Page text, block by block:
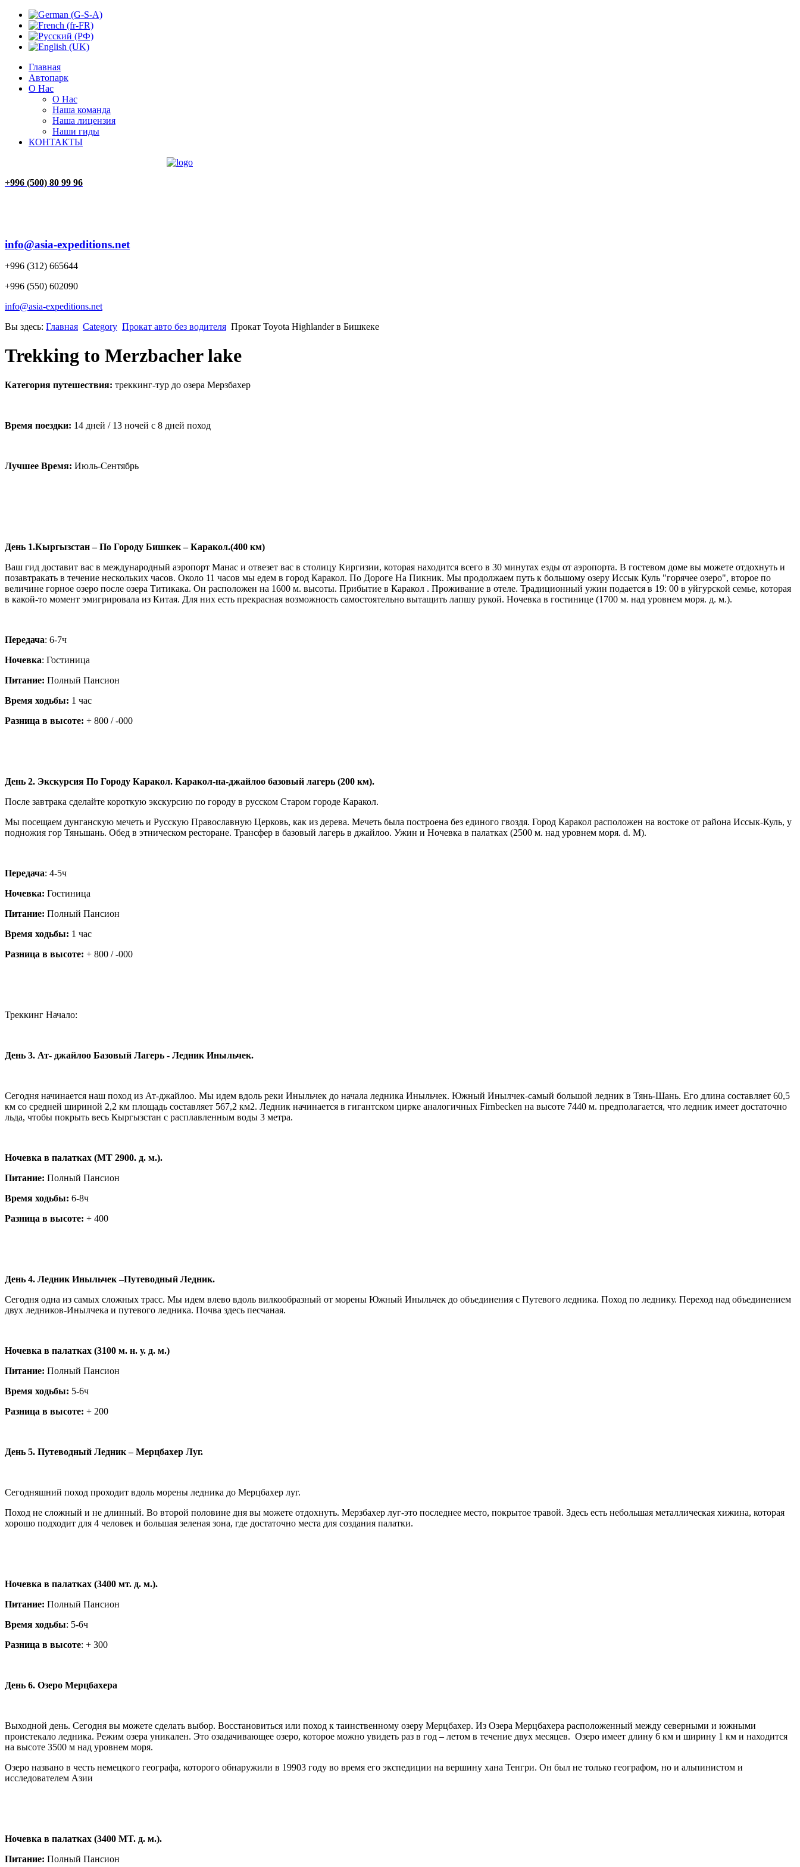
Главная
Автопарк
О Нас
О Нас
Наша команда
Наша лицензия
Наши гиды
КОНТАКТЫ
+996 (500) 80 99 96
info@asia-expeditions.net
+996 (312) 665644
+996 (550) 602090
info@asia-expeditions.net
Вы здесь: Главная Category Прокат авто без водителя Прокат Toyota Highlander в Бишкеке
Trekking to Merzbacher lake
Категория путешествия: треккинг-тур до озера Мерзбахер
Время поездки: 14 дней / 13 ночей с 8 дней поход
Лучшее Время: Июль-Сентябрь
День 1.Кыргызстан – По Городу Бишкек – Каракол.(400 км)
Ваш гид доставит вас в международный аэропорт Манас и отвезет вас в столицу Киргизии, которая находится всего в 30 минутах езды от аэропорта. В гостевом доме вы можете отдохнуть и
позавтракать в течение нескольких часов. Около 11 часов мы едем в город Каракол. По Дороге На Пикник. Мы продолжаем путь к большому озеру Иссык Куль "горячее озеро", второе по
величине горное озеро после озера Титикака. Он расположен на 1600 м. высоты. Прибытие в Каракол . Проживание в отеле. Традиционный ужин подается в 19: 00 в уйгурской семье, которая
в какой-то момент эмигрировала из Китая. Для них есть прекрасная возможность самостоятельно вытащить лапшу рукой. Ночевка в гостинице (1700 м. над уровнем моря. д. м.).
Передача: 6-7ч
Ночевка: Гостиница
Питание: Полный Пансион
Время ходьбы: 1 час
Разница в высоте: + 800 / -000
День 2. Экскурсия По Городу Каракол. Каракол-на-джайлоо базовый лагерь (200 км).
После завтрака сделайте короткую экскурсию по городу в русском Старом городе Каракол.
Мы посещаем дунганскую мечеть и Русскую Православную Церковь, как из дерева. Мечеть была построена без единого гвоздя. Город Каракол расположен на востоке от района Иссык-Куль, у
подножия гор Тяньшань. Обед в этническом ресторане. Трансфер в базовый лагерь в джайлоо. Ужин и Ночевка в палатках (2500 м. над уровнем моря. d. M).
Передача: 4-5ч
Ночевка: Гостиница
Питание: Полный Пансион
Время ходьбы: 1 час
Разница в высоте: + 800 / -000
Треккинг Начало:
День 3. Ат- джайлоо Базовый Лагерь - Ледник Иныльчек.
Сегодня начинается наш поход из Ат-джайлоо. Мы идем вдоль реки Иныльчек до начала ледника Иныльчек. Южный Инылчек-самый большой ледник в Тянь-Шань. Его длина составляет 60,5
км со средней шириной 2,2 км площадь составляет 567,2 км2. Ледник начинается в гигантском цирке аналогичных Firnbecken на высоте 7440 м. предполагается, что ледник имеет достаточно
льда, чтобы покрыть весь Кыргызстан с расплавленным воды 3 метра.
Ночевка в палатках (MT 2900. д. м.).
Питание: Полный Пансион
Время ходьбы: 6-8ч
Разница в высоте: + 400
День 4. Ледник Иныльчек –Путеводный Ледник.
Сегодня одна из самых сложных трасс. Мы идем влево вдоль вилкообразный от морены Южный Иныльчек до объединения с Путевого ледника. Поход по леднику. Переход над объединением
двух ледников-Инылчека и путевого ледника. Почва здесь песчаная.
Ночевка в палатках (3100 м. н. у. д. м.)
Питание: Полный Пансион
Время ходьбы: 5-6ч
Разница в высоте: + 200
День 5. Путеводный Ледник – Мерцбахер Луг.
Сегодняшний поход проходит вдоль морены ледника до Мерцбахер луг.
Поход не сложный и не длинный. Во второй половине дня вы можете отдохнуть. Мерзбахер луг-это последнее место, покрытое травой. Здесь есть небольшая металлическая хижина, которая
хорошо подходит для 4 человек и большая зеленая зона, где достаточно места для создания палатки.
Ночевка в палатках (3400 мт. д. м.).
Питание: Полный Пансион
Время ходьбы: 5-6ч
Разница в высоте: + 300
День 6. Озеро Мерцбахера
Выходной день. Сегодня вы можете сделать выбор. Восстановиться или поход к таинственному озеру Мерцбахер. Из Озера Мерцбахера расположенный между северными и южными
проистекало ледника. Режим озера уникален. Это озадачивающее озеро, которое можно увидеть раз в год – летом в течение двух месяцев. Озеро имеет длину 6 км и ширину 1 км и находится
на высоте 3500 м над уровнем моря.
Озеро названо в честь немецкого географа, которого обнаружили в 19903 году во время его экспедиции на вершину хана Тенгри. Он был не только географом, но и альпинистом и
исследователем Азии
Ночевка в палатках (3400 MT. д. м.).
Питание: Полный Пансион